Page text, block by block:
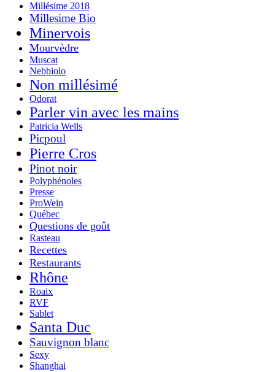
Millésime 2018
Millesime Bio
Minervois
Mourvèdre
Muscat
Nebbiolo
Non millésimé
Odorat
Parler vin avec les mains
Patricia Wells
Picpoul
Pierre Cros
Pinot noir
Polyphénoles
Presse
ProWein
Québec
Questions de goût
Rasteau
Recettes
Restaurants
Rhône
Roaix
RVF
Sablet
Santa Duc
Sauvignon blanc
Sexy
Shanghai